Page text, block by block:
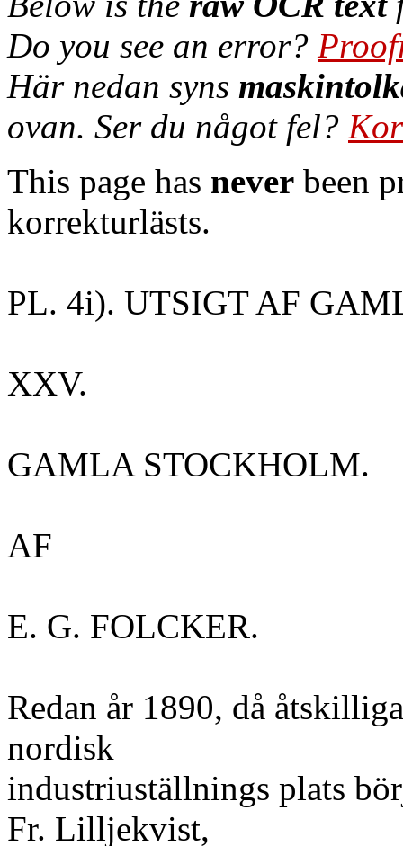
Do you see an error?
Här nedan syns
ovan. Ser du något fel?
This page has never been
korrekturlästs.
PL. 4i). UTSIGT AF
XXV.
GAMLA STOCKHOLM.
AF
E. G. FOLCKER.
Redan år 1890, då
nordisk
industriuställnings plats
Fr. Lilljekvist,